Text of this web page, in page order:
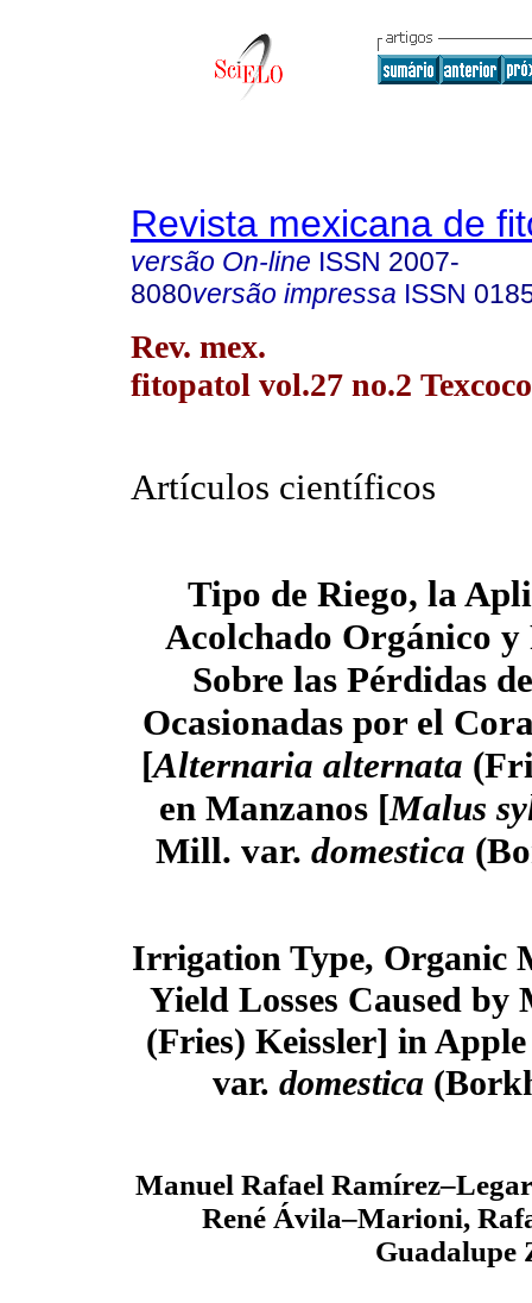
Revista mexicana de
versão On-line ISSN 2007-
8080versão impressa ISSN
Rev. mex.
fitopatol vol.27 no.2
Artículos científicos
Tipo de Riego, la
Acolchado Orgánico y
Sobre las Pérdidas
Ocasionadas por el
[Alternaria alternata
en Manzanos [Malus
Mill. var. domestica
Irrigation Type, Organic
Yield Losses Caused by
(Fries) Keissler] in Apple
var. domestica
Manuel Rafael
René Ávila–Marioni,
Guadalupe